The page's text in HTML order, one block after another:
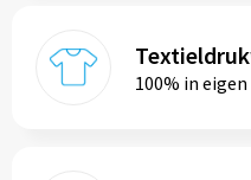
100% in